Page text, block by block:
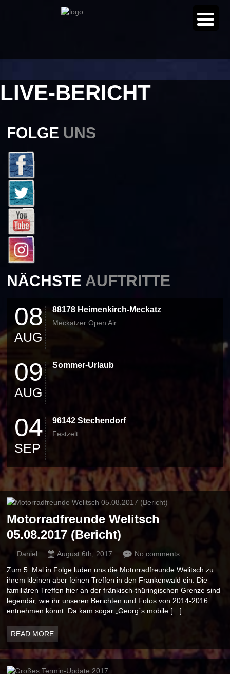
LIVE-BERICHT
FOLGE UNS
NÄCHSTE AUFTRITTE
08
AUG
88178 Heimenkirch-Meckatz
Meckatzer Open Air
09
AUG
Sommer-Urlaub
04
SEP
96142 Stechendorf
Festzelt
Motorradfreunde Welitsch
05.08.2017 (Bericht)
Daniel August 6th, 2017
No comments
Zum 5. Mal in Folge luden uns die Motorradfreunde Welitsch zu
ihrem kleinen aber feinen Treffen in den Frankenwald ein. Die
familiären Treffen hier an der fränkisch-thüringischen Grenze sind
legendär, wie ihr unseren Berichten und Fotos von 2014-2016
entnehmen könnt. Da kam sogar „Georg´s mobile […]
READ MORE